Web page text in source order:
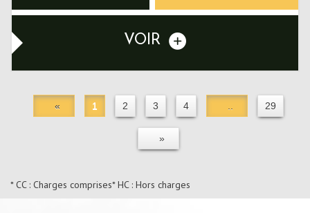
VOIR
« 1 2 3 4 .. 29
»
* CC : Charges comprises* HC : Hors charges